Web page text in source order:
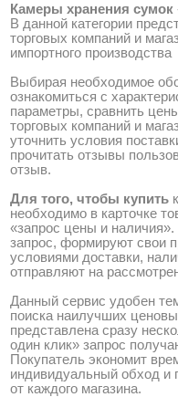
Камеры хранения сумок
В данной категории
торговых компаний и
импортного производства
Выбирая необходимое
ознакомиться с
параметры, сравнить
торговых компаний и
уточнить условия
прочитать отзывы
отзыв.
Для того, чтобы купить
необходимо в карточке
«запрос цены и
запрос, формируют свои
условиями доставки,
отправляют на
Данный сервис удобен
поиска наилучших
представлена сразу
один клик» запрос
Покупатель экономит
индивидуальный обход и
от каждого магазина.